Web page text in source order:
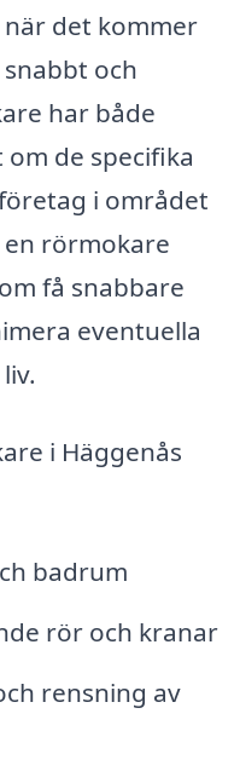
det kommer
och
har både
de specifika
i området
en rörmokare
få snabbare
eventuella
i Häggenås
badrum
rör och kranar
rensning av